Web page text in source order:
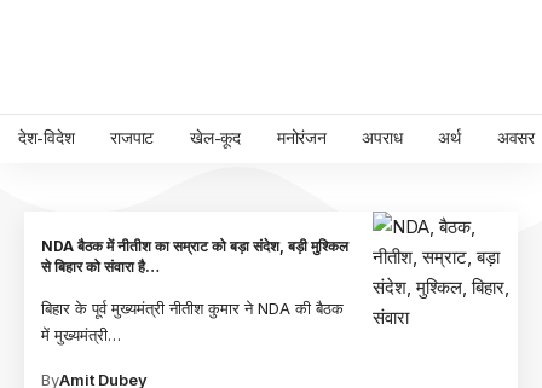
देश-विदेश राजपाट खेल-कूद मनोरंजन अपराध अर्थ अवसर
NDA बैठक में नीतीश का सम्राट को बड़ा संदेश, बड़ी मुश्किल
से बिहार को संवारा है…
बिहार के पूर्व मुख्यमंत्री नीतीश कुमार ने NDA की बैठक
में मुख्यमंत्री…
ByAmit Dubey